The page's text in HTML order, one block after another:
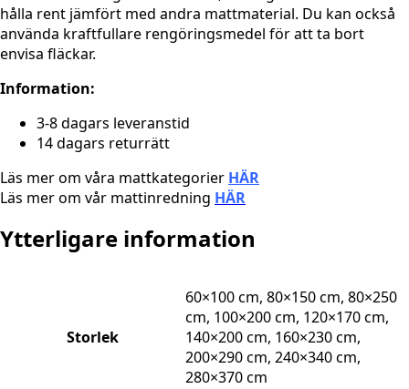
hålla rent jämfört med andra mattmaterial. Du kan också
använda kraftfullare rengöringsmedel för att ta bort
envisa fläckar.
Information:
3-8 dagars leveranstid
14 dagars returrätt
Läs mer om våra mattkategorier HÄR
Läs mer om vår mattinredning HÄR
Ytterligare information
Storlek
60×100 cm, 80×150 cm, 80×250
cm, 100×200 cm, 120×170 cm,
140×200 cm, 160×230 cm,
200×290 cm, 240×340 cm,
280×370 cm